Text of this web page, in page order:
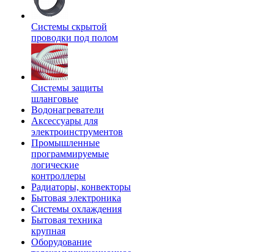
Системы скрытой
проводки под полом
Системы защиты
шланговые
Водонагреватели
Аксессуары для
электроинструментов
Промышленные
программируемые
логические
контроллеры
Радиаторы, конвекторы
Бытовая электроника
Системы охлаждения
Бытовая техника
крупная
Оборудование